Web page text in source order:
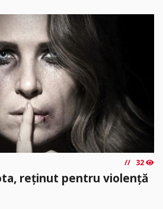
32
reținut pentru violență